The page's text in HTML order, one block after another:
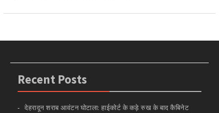
Recent Posts
देहरादून शराब आवंटन घोटाला: हाईकोर्ट के कड़े रुख के बाद कैबिनेट